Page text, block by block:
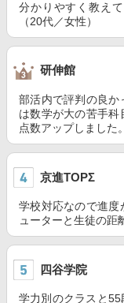
分かりやすく教え
（20代／女性）
研伸館
部活内で評判の良か
は数学が大の苦手科
点数アップしました
京進TOPΣ
学校対応なので進度
ューターと生徒の距
四谷学院
学力別のクラスと